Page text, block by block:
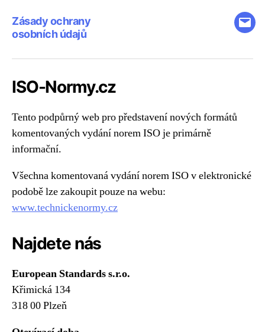
Zásady ochrany
osobních údajů
E-
ISO-Normy.cz
Tento podpůrný web pro představení nových formátů
komentovaných vydání norem ISO je primárně
informační.
Všechna komentovaná vydání norem ISO v elektronické
podobě lze zakoupit pouze na webu:
www.technickenormy.cz
Najdete nás
European Standards s.r.o.
Křimická 134
318 00 Plzeň